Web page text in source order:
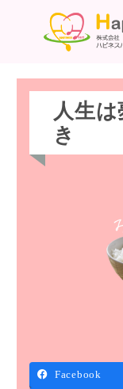
人生
き
Facebook